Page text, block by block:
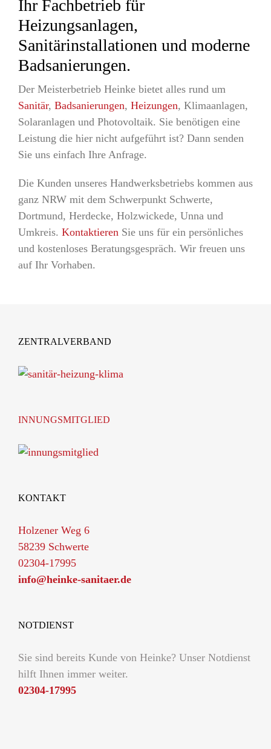
Ihr Fachbetrieb für
Heizungsanlagen,
Sanitärinstallationen und moderne
Badsanierungen.
Der Meisterbetrieb Heinke bietet alles rund um
Sanitär, Badsanierungen, Heizungen, Klimaanlagen,
Solaranlagen und Photovoltaik. Sie benötigen eine
Leistung die hier nicht aufgeführt ist? Dann senden
Sie uns einfach Ihre Anfrage.
Die Kunden unseres Handwerksbetriebs kommen aus
ganz NRW mit dem Schwerpunkt Schwerte,
Dortmund, Herdecke, Holzwickede, Unna und
Umkreis. Kontaktieren Sie uns für ein persönliches
und kostenloses Beratungsgespräch. Wir freuen uns
auf Ihr Vorhaben.
ZENTRALVERBAND
INNUNGSMITGLIED
KONTAKT
Holzener Weg 6
58239 Schwerte
02304-17995
info@heinke-sanitaer.de
NOTDIENST
Sie sind bereits Kunde von Heinke? Unser Notdienst
hilft Ihnen immer weiter.
02304-17995